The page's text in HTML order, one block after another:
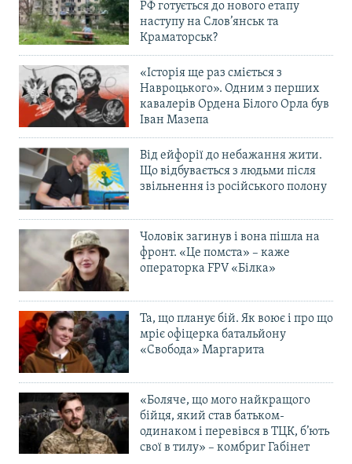
РФ готується до нового етапу
наступу на Слов’янськ та
Краматорськ?
«Історія ще раз сміється з
Навроцького». Одним з перших
кавалерів Ордена Білого Орла був
Іван Мазепа
Від ейфорії до небажання жити.
Що відбувається з людьми після
звільнення із російського полону
Чоловік загинув і вона пішла на
фронт. «Це помста» – каже
операторка FPV «Білка»
Та, що планує бій. Як воює і про що
мріє офіцерка батальйону
«Свобода» Маргарита
«Боляче, що мого найкращого
бійця, який став батьком-
одинаком і перевівся в ТЦК, б’ють
свої в тилу» – комбриг Габінет